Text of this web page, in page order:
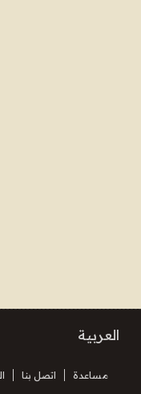
العربية
مساعدة اتصل بنا